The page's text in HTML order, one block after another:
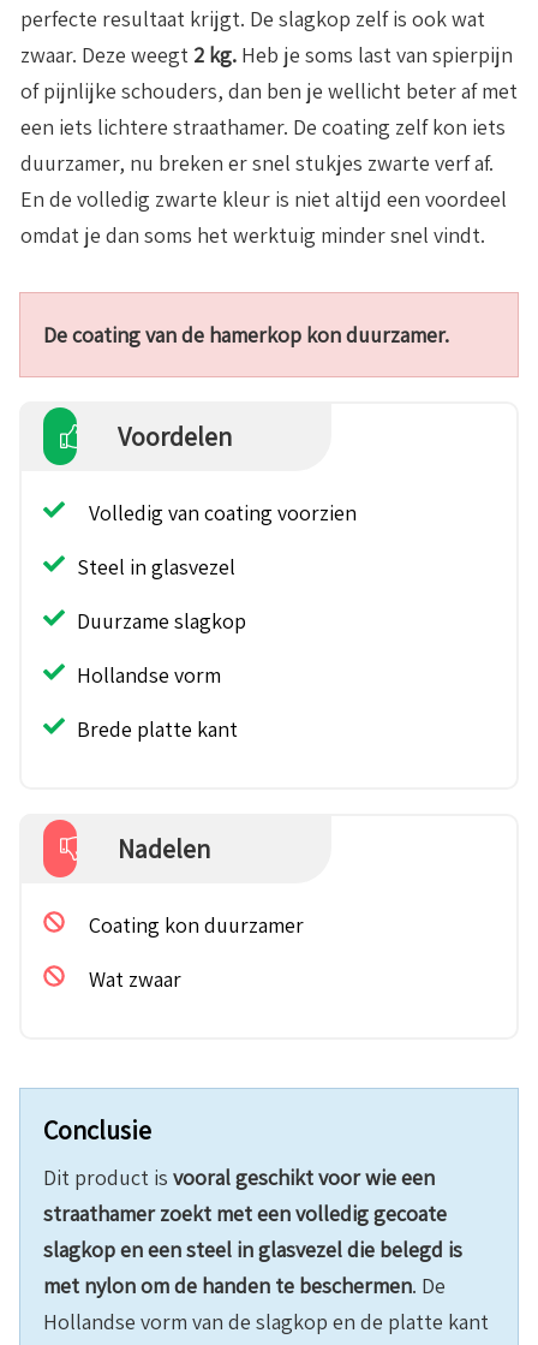
perfecte resultaat krijgt. De slagkop zelf is ook wat
zwaar. Deze weegt 2 kg. Heb je soms last van spierpijn
of pijnlijke schouders, dan ben je wellicht beter af met
een iets lichtere straathamer. De coating zelf kon iets
duurzamer, nu breken er snel stukjes zwarte verf af.
En de volledig zwarte kleur is niet altijd een voordeel
omdat je dan soms het werktuig minder snel vindt.
De coating van de hamerkop kon duurzamer.
Voordelen
Volledig van coating voorzien
Steel in glasvezel
Duurzame slagkop
Hollandse vorm
Brede platte kant
Nadelen
Coating kon duurzamer
Wat zwaar
Conclusie
Dit product is vooral geschikt voor wie een
straathamer zoekt met een volledig gecoate
slagkop en een steel in glasvezel die belegd is
met nylon om de handen te beschermen. De
Hollandse vorm van de slagkop en de platte kant